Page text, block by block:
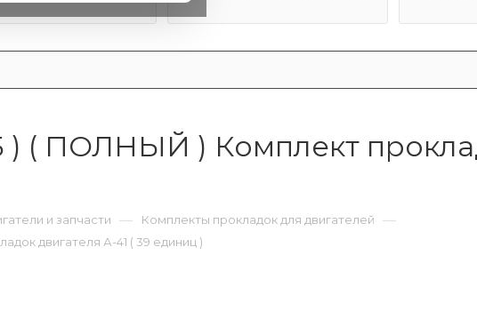
) ( ПОЛНЫЙ ) Комплект
и запчасти — Комплекты прокладок для двигателей —
двигателя А-41 ( 39 единиц )